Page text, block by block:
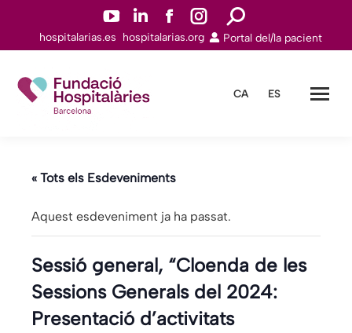
YouTube
page
in
Linkedin
page
Facebook
page
Instagram
page
Search:
hospitalarias.es hospitalarias.org Portal del/la pacient
CA ES
« Tots els Esdeveniments
Aquest esdeveniment ja ha passat.
Sessió general, “Cloenda de les
Sessions Generals del 2024:
Presentació d’activitats